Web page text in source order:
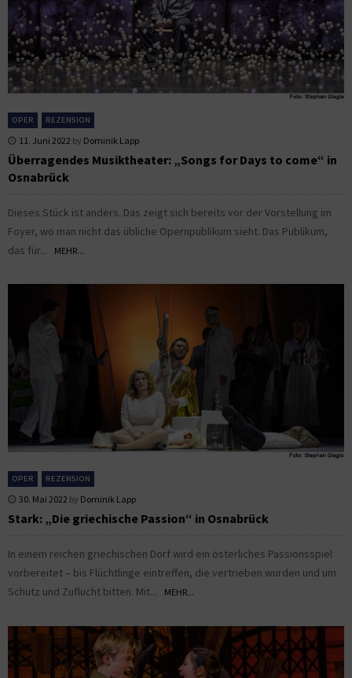
OPER REZENSION
11. Juni 2022 by Dominik Lapp
Überragendes Musiktheater: „Songs for Days to come“ in
Osnabrück
Dieses Stück ist anders. Das zeigt sich bereits vor der Vorstellung im
Foyer, wo man nicht das übliche Opernpublikum sieht. Das Publikum,
das für...
MEHR...
OPER REZENSION
30. Mai 2022 by Dominik Lapp
Stark: „Die griechische Passion“ in Osnabrück
In einem reichen griechischen Dorf wird ein österliches Passionsspiel
vorbereitet – bis Flüchtlinge eintreffen, die vertrieben wurden und um
Schutz und Zuflucht bitten. Mit...
MEHR...